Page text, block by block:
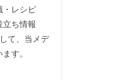
・レシピ
ち情報
、当メデ
す。